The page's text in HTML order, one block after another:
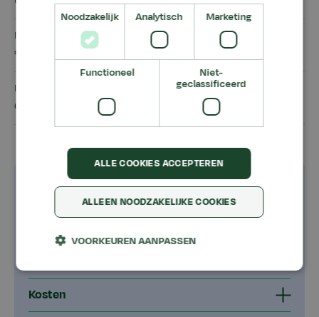
Prijs
€ 1.850,00
Deelnemers
cursisten
Goed om te weten
Kosten
Noodzakelijk Analytisch Marketing
Functioneel
Niet-
geclassificeerd
ALLE COOKIES ACCEPTEREN
ALLEEN NOODZAKELIJKE COOKIES
VOORKEUREN AANPASSEN